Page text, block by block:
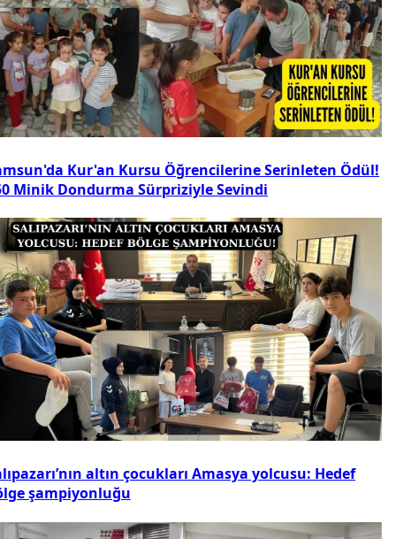
Kur'an Kursu Öğrencilerine Serinleten Ödül!
Minik Dondurma Sürpriziyle Sevindi
altın çocukları Amasya yolcusu: Hedef
şampiyonluğu